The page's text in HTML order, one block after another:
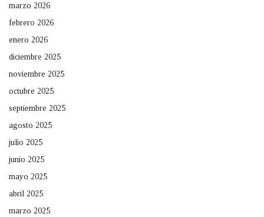
marzo 2026
febrero 2026
enero 2026
diciembre 2025
noviembre 2025
octubre 2025
septiembre 2025
agosto 2025
julio 2025
junio 2025
mayo 2025
abril 2025
marzo 2025